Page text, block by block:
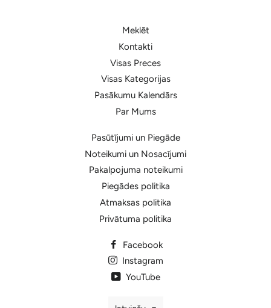
Meklēt
Kontakti
Visas Preces
Visas Kategorijas
Pasākumu Kalendārs
Par Mums
Pasūtījumi un Piegāde
Noteikumi un Nosacījumi
Pakalpojuma noteikumi
Piegādes politika
Atmaksas politika
Privātuma politika
Facebook
Instagram
YouTube